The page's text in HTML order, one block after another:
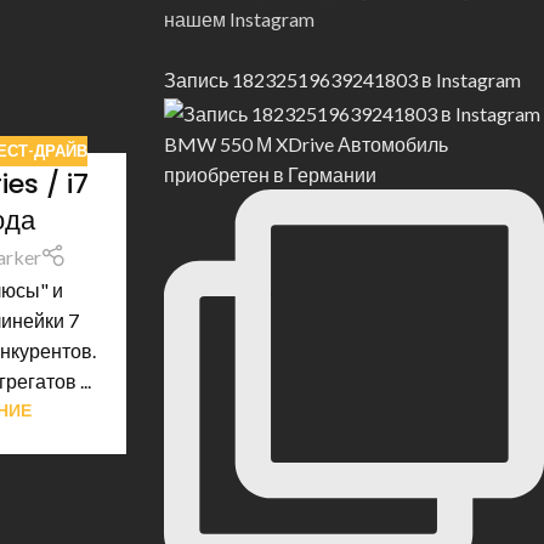
ДРАЙВ
/ i7
и
7
...
по вопросам
Любой
нашем Instagram
Запись 18232519639241803 в Instagram
BMW 550 М XDrive Автомобиль
приобретен в Германии